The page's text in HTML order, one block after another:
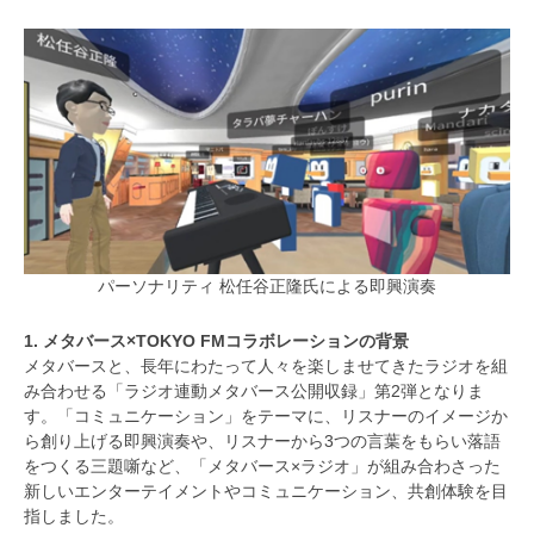
パーソナリティ 松任谷正隆氏による即興演奏
1. メタバース×TOKYO FMコラボレーションの背景
メタバースと、長年にわたって人々を楽しませてきたラジオを組
み合わせる「ラジオ連動メタバース公開収録」第2弾となりま
す。「コミュニケーション」をテーマに、リスナーのイメージか
ら創り上げる即興演奏や、リスナーから3つの言葉をもらい落語
をつくる三題噺など、「メタバース×ラジオ」が組み合わさった
新しいエンターテイメントやコミュニケーション、共創体験を目
指しました。